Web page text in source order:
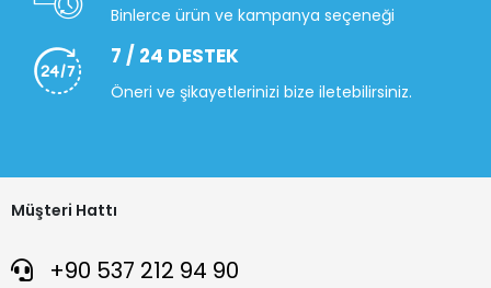
Binlerce ürün ve kampanya seçeneği
7 / 24 DESTEK
Öneri ve şikayetlerinizi bize iletebilirsiniz.
Müşteri Hattı
+90 537 212 94 90